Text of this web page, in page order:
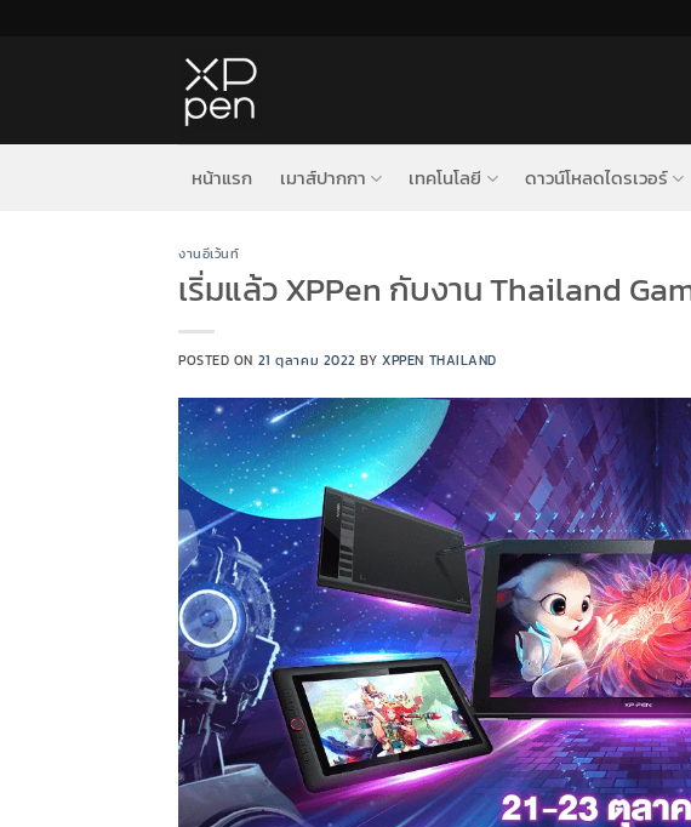
หน้าแรก เมาส์ปากกา เทคโนโลยี ดาวน์โหลดไดรเวอร์
งานอีเว้นท์
เริ่มแล้ว XPPen กับงาน Thailand
POSTED ON 21 ตุลาคม 2022 BYXPPEN THAILAND